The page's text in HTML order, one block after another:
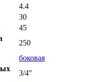
4.4
30
45
250
боковая
3/4"